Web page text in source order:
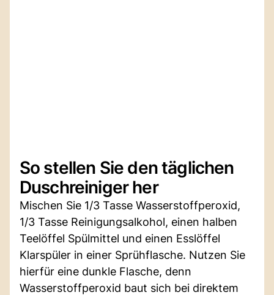
So stellen Sie den täglichen
Duschreiniger her
Mischen Sie 1/3 Tasse Wasserstoffperoxid,
1/3 Tasse Reinigungsalkohol, einen halben
Teelöffel Spülmittel und einen Esslöffel
Klarspüler in einer Sprühflasche. Nutzen Sie
hierfür eine dunkle Flasche, denn
Wasserstoffperoxid baut sich bei direktem